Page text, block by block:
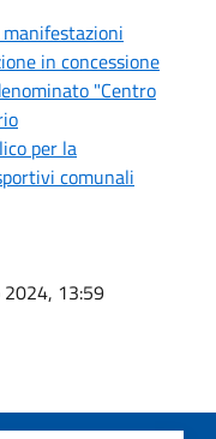
in concessione
"Centro
per la
comunali
2024, 13:59